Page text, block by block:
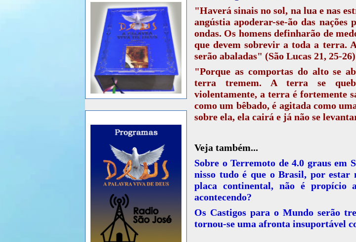
"Haverá sinais no sol, na lua e nas
angústia apoderar-se-ão das
ondas. Os homens definharão de
que devem sobrevir a toda a terra.
serão abaladas" (São Lucas 21, 25-26)
"Porque as comportas do alto se
terra tremem. A terra se
violentamente, a terra é fortemente
como um bêbado, é agitada como
sobre ela, ela cairá e já não se
Veja também...
Sobre o Terremoto de 4.0 graus em
nisso tudo é que o Brasil, por estar
placa continental, não é propício
acontecendo?
Os Castigos para o Mundo serão
tornou-se uma afronta insuportável